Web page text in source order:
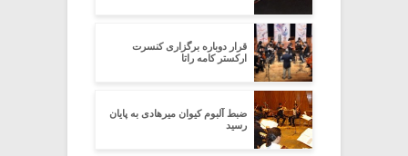
قرار دوباره برگزاری کنسرت
ارکستر کامه راتا
ضبط آلبوم کیوان میرهادی به پایان
رسید